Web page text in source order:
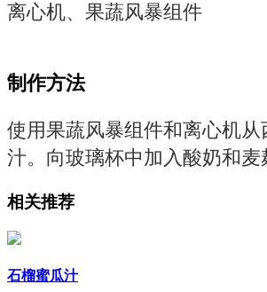
离心机、果蔬风暴组件
制作方法
使用果蔬风暴组件和离心机从
汁。向玻璃杯中加入酸奶和麦
相关推荐
石榴蜜瓜汁